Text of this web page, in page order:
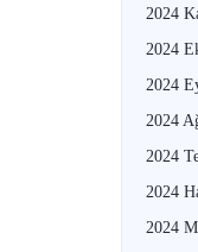
2024
2024
2024
2024
2024
2024
2024